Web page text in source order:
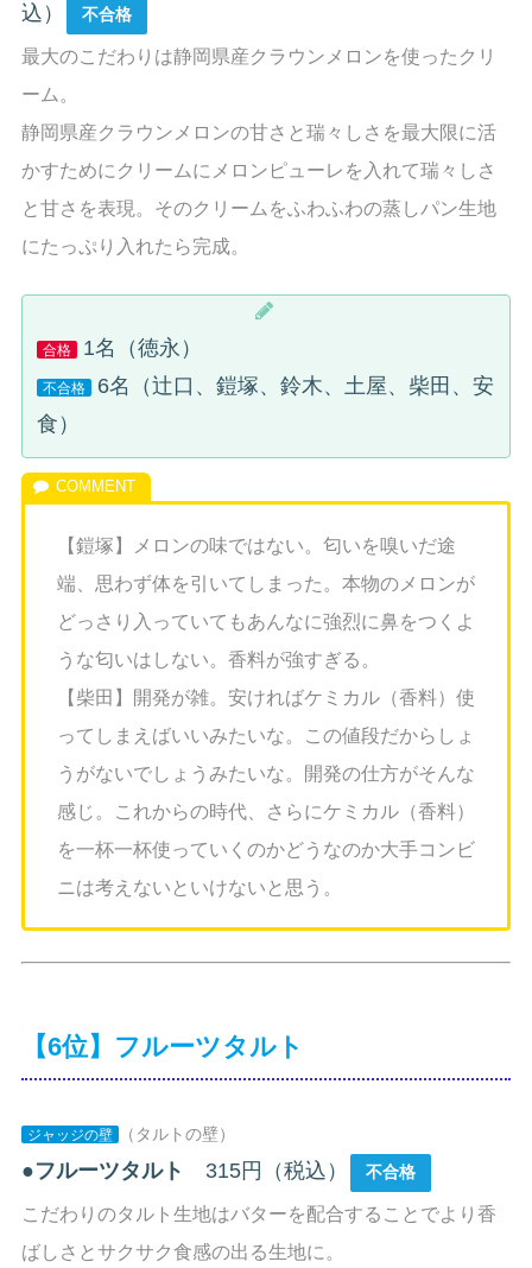
込）
不合格
最大のこだわりは静岡県産クラウンメロンを使ったクリ
ーム。
静岡県産クラウンメロンの甘さと瑞々しさを最大限に活
かすためにクリームにメロンピューレを入れて瑞々しさ
と甘さを表現。そのクリームをふわふわの蒸しパン生地
にたっぷり入れたら完成。
合格 1名（徳永）
不合格
6名（辻口、鎧塚、鈴木、土屋、柴田、安
食）
【鎧塚】メロンの味ではない。匂いを嗅いだ途
端、思わず体を引いてしまった。本物のメロンが
どっさり入っていてもあんなに強烈に鼻をつくよ
うな匂いはしない。香料が強すぎる。
【柴田】開発が雑。安ければケミカル（香料）使
ってしまえばいいみたいな。この値段だからしょ
うがないでしょうみたいな。開発の仕方がそんな
感じ。これからの時代、さらにケミカル（香料）
を一杯一杯使っていくのかどうなのか大手コンビ
ニは考えないといけないと思う。
【6位】フルーツタルト
ジャッジの壁 （タルトの壁）
●フルーツタルト 315円（税込） 不合格
こだわりのタルト生地はバターを配合することでより香
ばしさとサクサク食感の出る生地に。